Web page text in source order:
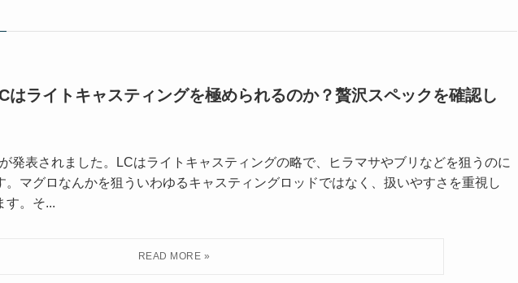
はライトキャスティングを極められるのか？贅沢スペックを確認し
発表されました。LCはライトキャスティングの略で、ヒラマサやブリなどを狙うのに
マグロなんかを狙ういわゆるキャスティングロッドではなく、扱いやすさを重視し
す。そ...